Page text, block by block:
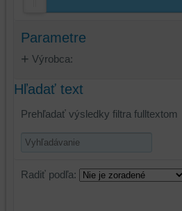
Parametre
Výrobca:
Hľadať text
Prehľadať výsledky filtra fulltextom
Radiť podľa: